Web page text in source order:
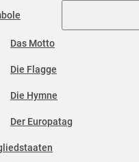
Das Motto
Die Flagge
Die Hymne
Der Europatag